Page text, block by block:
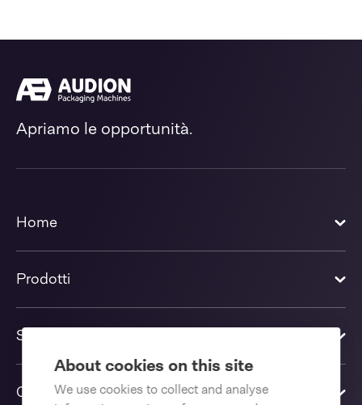
About cookies on this site
We use cookies to collect and analyse
Apriamo le opportunità.
Home
Prodotti
Soluzioni
Contattaci